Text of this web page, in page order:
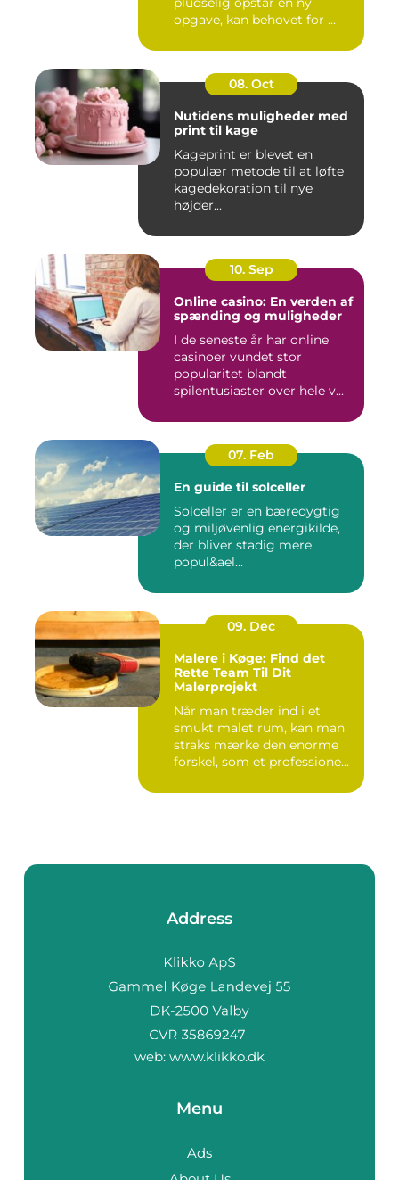
opgave, kan behovet for ...
08. Oct
Nutidens muligheder med
print til kage
Kageprint er blevet en
populær metode til at løfte
kagedekoration til nye
højder...
10. Sep
Online casino: En verden af
spænding og muligheder
I de seneste år har online
casinoer vundet stor
popularitet blandt
spilentusiaster over hele v...
07. Feb
En guide til solceller
Solceller er en bæredygtig
og miljøvenlig energikilde,
der bliver stadig mere
popul&ael...
09. Dec
Malere i Køge: Find det
Rette Team Til Dit
Malerprojekt
Når man træder ind i et
smukt malet rum, kan man
straks mærke den enorme
forskel, som et professione...
Address
web: www.klikko.dk
Menu
Ads